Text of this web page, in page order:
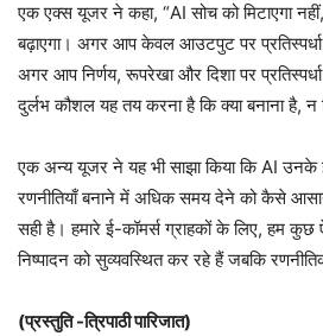
एक एक्स यूजर ने कहा, “AI सोच को मिटाएगा
बढ़ाएगा। अगर आप केवल आउटपुट पर
अगर आप निर्णय, रूपरेखा और दिशा पर
दुर्लभ कौशल यह तय करना है कि क्या बनाना है,
एक अन्य यूजर ने यह भी साझा किया कि AI उनके
रणनीतियाँ बनाने में अधिक समय देने को कैसे आसान
सही है। हमारे ई-कॉमर्स ग्राहकों के लिए, हम
निष्पादन को सुव्यवस्थित कर रहे हैं जबकि
(प्रस्तुति -त्रिपाठी पारिजात)